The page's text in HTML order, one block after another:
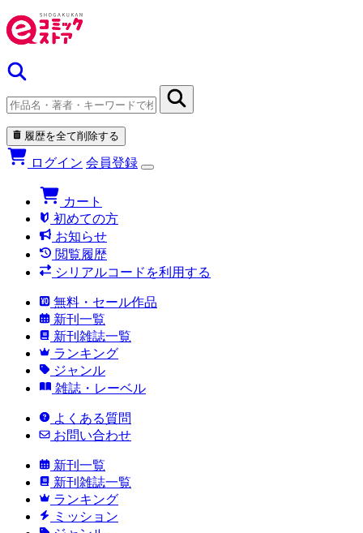
履歴を全て削除する
ログイン 会員登録
カート
初めての方
お知らせ
閲覧履歴
シリアルコードを利用する
無料・セール作品
新刊一覧
新刊雑誌一覧
ランキング
ジャンル
雑誌・レーベル
よくある質問
お問い合わせ
新刊一覧
新刊雑誌一覧
ランキング
ミッション